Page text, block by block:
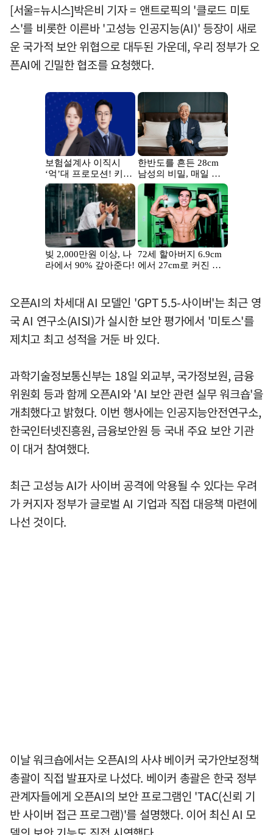
[서울=뉴시스]박은비 기자 = 앤트로픽의 '클로드 미토
스'를 비롯한 이른바 '고성능 인공지능(AI)' 등장이 새로
운 국가적 보안 위협으로 대두된 가운데, 우리 정부가 오
픈AI에 긴밀한 협조를 요청했다.
오픈AI의 차세대 AI 모델인 'GPT 5.5-사이버'는 최근 영
국 AI 연구소(AISI)가 실시한 보안 평가에서 '미토스'를
제치고 최고 성적을 거둔 바 있다.
과학기술정보통신부는 18일 외교부, 국가정보원, 금융
위원회 등과 함께 오픈AI와 'AI 보안 관련 실무 워크숍'을
개최했다고 밝혔다. 이번 행사에는 인공지능안전연구소,
한국인터넷진흥원, 금융보안원 등 국내 주요 보안 기관
이 대거 참여했다.
최근 고성능 AI가 사이버 공격에 악용될 수 있다는 우려
가 커지자 정부가 글로벌 AI 기업과 직접 대응책 마련에
나선 것이다.
이날 워크숍에서는 오픈AI의 사샤 베이커 국가안보정책
총괄이 직접 발표자로 나섰다. 베이커 총괄은 한국 정부
관계자들에게 오픈AI의 보안 프로그램인 'TAC(신뢰 기
반 사이버 접근 프로그램)'를 설명했다. 이어 최신 AI 모